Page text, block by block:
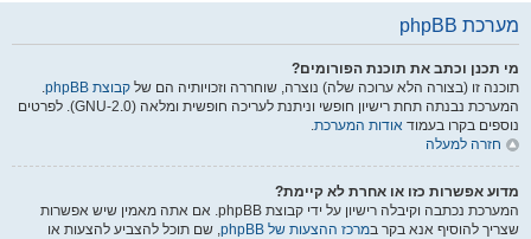
מערכת phpBB
מי תכנן וכתב את תוכנת הפורומים?
תוכנה זו (בצורה הלא ערוכה שלה) נוצרה, שוחררה וזכויותיה הם של קבוצת phpBB
.
המערכת נבנתה תחת רישיון חופשי וניתנת לעריכה חופשית ומלאה (GNU-2.0). לפרטים
נוספים בקרו בעמוד אודות המערכת.
חזרה למעלה
מדוע אפשרות כזו או אחרת לא קיימת?
המערכת נכתבה וקיבלה רישיון על ידי קבוצת phpBB. אם אתה מאמין שיש אפשרות
שצריך להוסיף אנא בקר במרכז ההצעות של phpBB
, שם תוכל להצביע להצעות או